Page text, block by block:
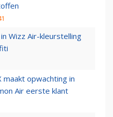
Wizz Air-kleurstelling
maakt opwachting in
Air eerste klant